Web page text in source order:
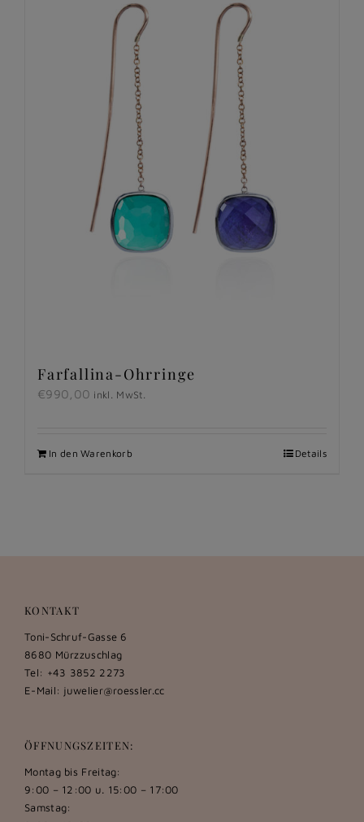
Farfallina-Ohrringe
€990,00 inkl. MwSt.
In den Warenkorb Details
KONTAKT
Toni-Schruf-Gasse 6
8680 Mürzzuschlag
Tel: +43 3852 2273
E-Mail: juwelier@roessler.cc
ÖFFNUNGSZEITEN:
Montag bis Freitag:
9:00 – 12:00 u. 15:00 – 17:00
Samstag: